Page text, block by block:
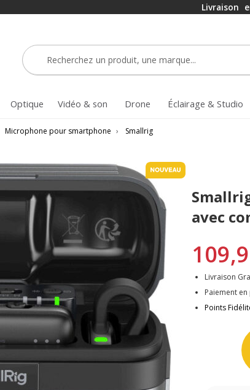
Livraison
Optique Vidéo & son Drone Éclairage & Studio
Microphone pour smartphone › Smallrig
avec
Livraison
Paiement
Points